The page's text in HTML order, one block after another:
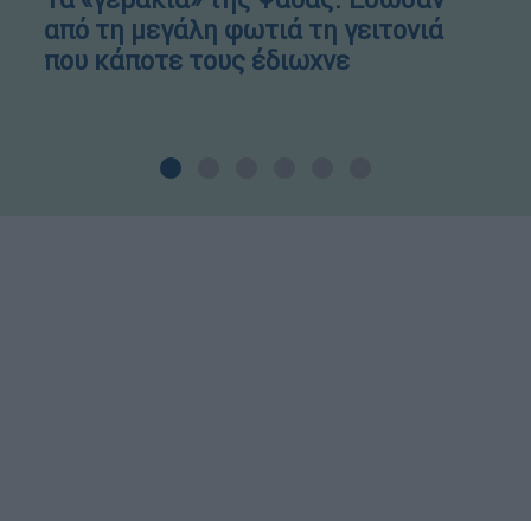
από τη μεγάλη φωτιά τη γειτονιά
που κάποτε τους έδιωχνε